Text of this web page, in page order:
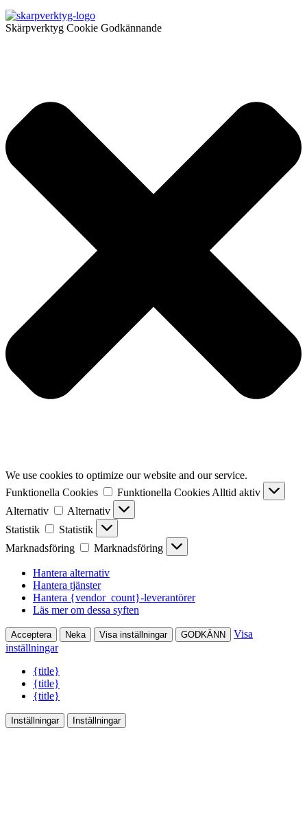
Skärpverktyg Cookie Godkännande
We use cookies to optimize our website and our service.
Funktionella Cookies
Funktionella Cookies Alltid aktiv
Alternativ
Alternativ
Statistik
Statistik
Marknadsföring
Marknadsföring
Hantera alternativ
Hantera tjänster
Hantera {vendor_count}-leverantörer
Läs mer om dessa syften
Acceptera Neka Visa inställningar GODKÄNN
Visa
inställningar
{title}
{title}
{title}
Inställningar Inställningar